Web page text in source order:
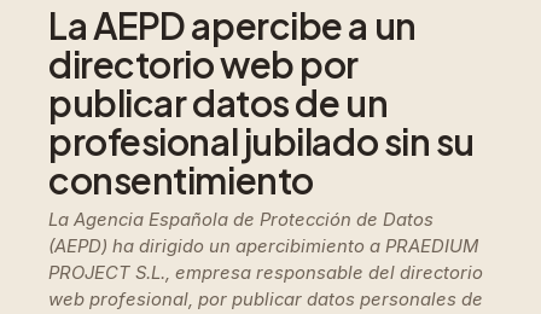
La AEPD apercibe a un
directorio web por
publicar datos de un
profesional jubilado sin su
consentimiento
La Agencia Española de Protección de Datos
(AEPD) ha dirigido un apercibimiento a PRAEDIUM
PROJECT S.L., empresa responsable del directorio
web profesional, por publicar datos personales de